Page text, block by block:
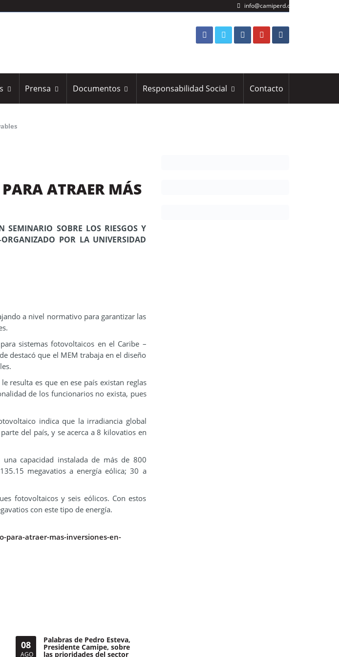
info@camiperd.org
Prensa Documentos Responsabilidad Social Contacto
ATRAER MÁS
SOBRE LOS RIESGOS Y
POR LA UNIVERSIDAD
a nivel normativo para garantizar las
sistemas fotovoltaicos en el Caribe –
destacó que el MEM trabaja en el diseño
resulta es que en ese país existan reglas
de los funcionarios no exista, pues
indica que la irradiancia global
del país, y se acerca a 8 kilovatios en
capacidad instalada de más de 800
megavatios a energía eólica; 30 a
fotovoltaicos y seis eólicos. Con estos
con este tipo de energía.
atraer-mas-inversiones-en-
08
AGO
Palabras de Pedro Esteva,
Presidente Camipe, sobre
las prioridades del sector